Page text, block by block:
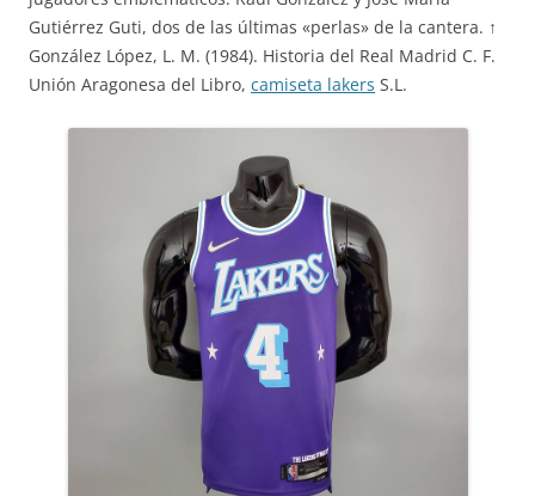
Gutiérrez Guti, dos de las últimas «perlas» de la cantera. ↑
González López, L. M. (1984). Historia del Real Madrid C. F.
Unión Aragonesa del Libro, camiseta lakers S.L.